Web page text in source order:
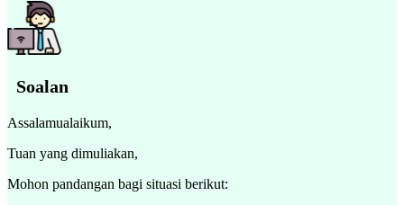
Soalan
Assalamualaikum,
Tuan yang dimuliakan,
Mohon pandangan bagi situasi berikut: